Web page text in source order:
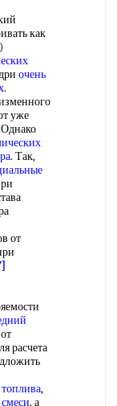
как
очень
.
уже
. Так,
от
расчета
,
, а